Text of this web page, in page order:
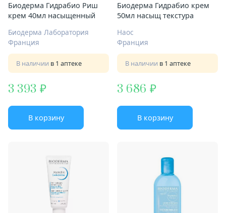
Биодерма Гидрабио Риш
крем 40мл насыщенный
Биодерма Лаборатория
Франция
В наличии в 1 аптеке
3 393
В корзину
Биодерма Гидрабио крем
50мл насыщ текстура
Наос
Франция
В наличии в 1 аптеке
3 686
В корзину